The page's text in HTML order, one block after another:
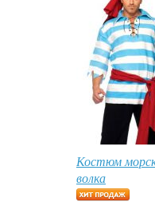
Костюм
волка